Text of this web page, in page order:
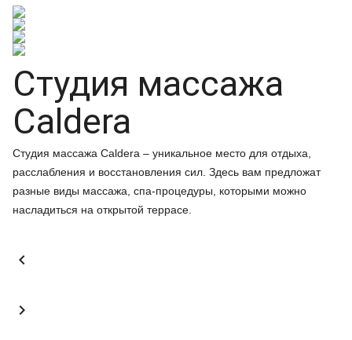
Студия массажа
Caldera
Студия массажа Caldera – уникальное место для отдыха,
расслабления и восстановления сил. Здесь вам предложат
разные виды массажа, спа-процедуры, которыми можно
насладиться на открытой террасе.

